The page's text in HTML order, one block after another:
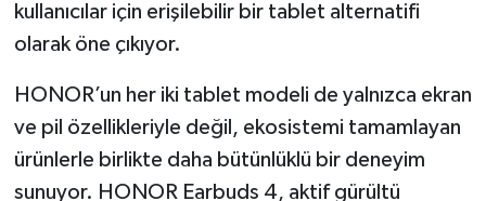
kullanıcılar için erişilebilir bir tablet alternatifi
olarak öne çıkıyor.
HONOR’un her iki tablet modeli de yalnızca ekran
ve pil özellikleriyle değil, ekosistemi tamamlayan
ürünlerle birlikte daha bütünlüklü bir deneyim
sunuyor. HONOR Earbuds 4, aktif gürültü